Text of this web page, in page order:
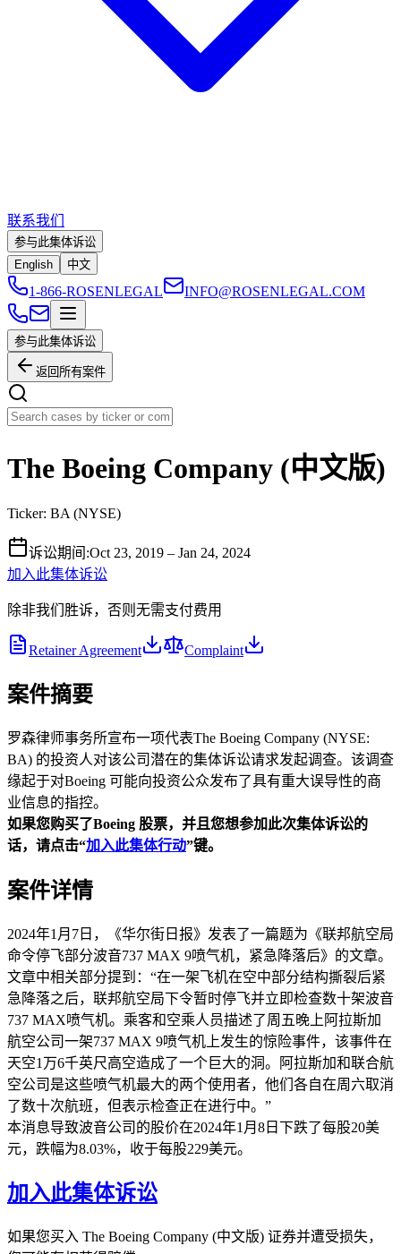
联系我们
参与此集体诉讼
English
中文
1-866-ROSENLEGAL INFO@ROSENLEGAL.COM
参与此集体诉讼
返回所有案件
The Boeing Company (中文版)
Ticker: BA (NYSE)
诉讼期间 :Oct 23, 2019 – Jan 24, 2024
加入此集体诉讼
除非我们胜诉，否则无需支付费用
Retainer Agreement Complaint
案件摘要
罗森律师事务所宣布一项代表The Boeing Company (NYSE:
BA) 的投资人对该公司潜在的集体诉讼请求发起调查。该调查
缘起于对Boeing 可能向投资公众发布了具有重大误导性的商
业信息的指控。
如果您购买了Boeing 股票，并且您想参加此次集体诉讼的
话，请点击“加入此集体行动”键。
案件详情
2024年1月7日，《华尔街日报》发表了一篇题为《联邦航空局
命令停飞部分波音737 MAX 9喷气机，紧急降落后》的文章。
文章中相关部分提到：“在一架飞机在空中部分结构撕裂后紧
急降落之后，联邦航空局下令暂时停飞并立即检查数十架波音
737 MAX喷气机。乘客和空乘人员描述了周五晚上阿拉斯加
航空公司一架737 MAX 9喷气机上发生的惊险事件，该事件在
天空1万6千英尺高空造成了一个巨大的洞。阿拉斯加和联合航
空公司是这些喷气机最大的两个使用者，他们各自在周六取消
了数十次航班，但表示检查正在进行中。”
本消息导致波音公司的股价在2024年1月8日下跌了每股20美
元，跌幅为8.03%，收于每股229美元。
加入此集体诉讼
如果您买入 The Boeing Company (中文版) 证券并遭受损失，